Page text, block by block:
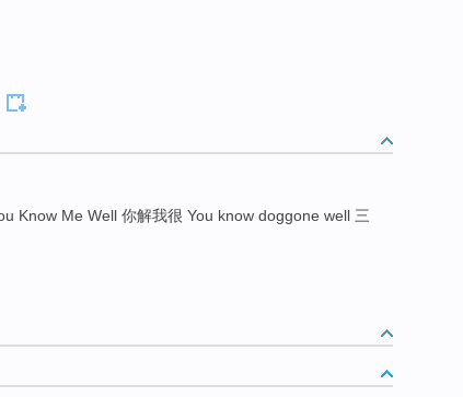
Know Me Well 你解我很 You know doggone well 三